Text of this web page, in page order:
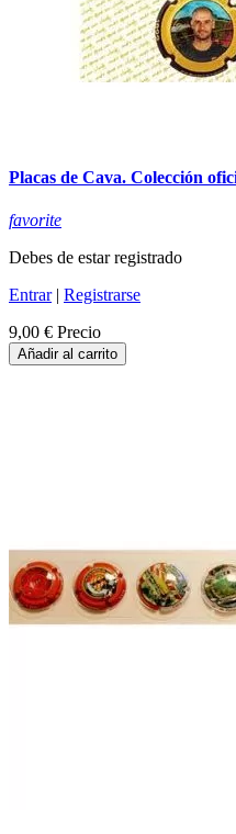
Placas de Cava. Colección
favorite
Debes de estar registrado
Entrar| Registrarse
9,00 € Precio
Añadir al carrito